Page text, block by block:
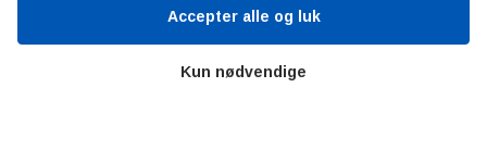
Kun nødvendige
Accepter alle og luk